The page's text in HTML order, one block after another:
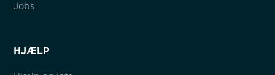
Jobs
HJÆLP